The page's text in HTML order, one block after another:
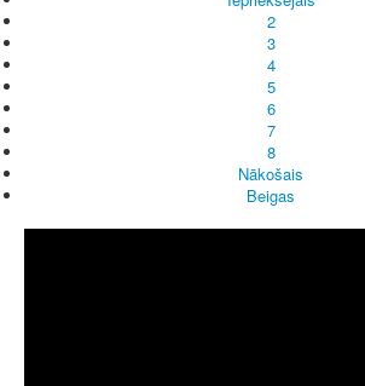
2
3
4
5
6
7
8
Nākošais
Beigas